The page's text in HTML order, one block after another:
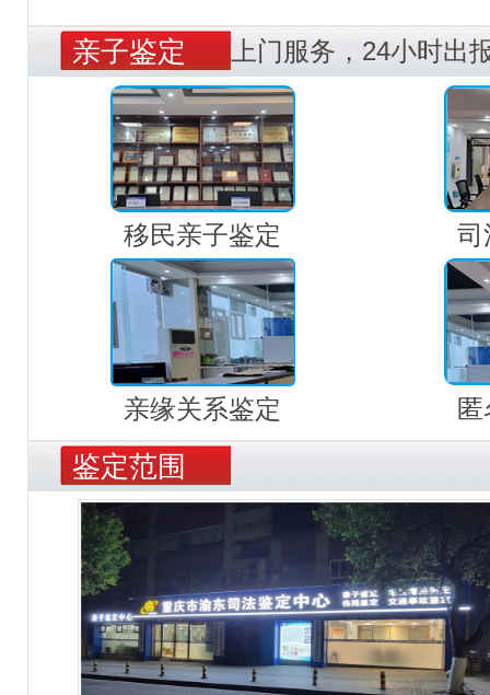
亲子鉴定 上门服务，24小时出
移民亲子鉴定 司
亲缘关系鉴定
鉴定范围